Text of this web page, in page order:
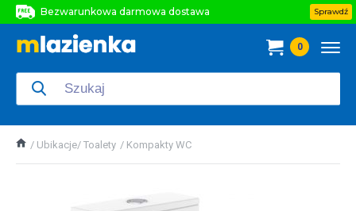
Bezwarunkowa darmowa dostawa
Bezwarunkowa darmowa dostawa
Sprawdź
0
Ubikacje/ Toalety Kompakty WC